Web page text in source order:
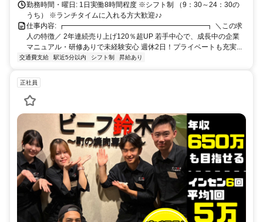
勤務時間・曜日: 1日実働8時間程度 ※シフト制 （9：30～24：30の
うち） ※ランチタイムに入れる方大歓迎♪♪
仕事内容: ┏━━━━━━━━━━━━━━━━━━━━┓ ＼この求
人の特徴／ 2年連続売り上げ120％超UP 若手中心で、成長中の企業
マニュアル・研修ありで未経験安心 週休2日！プライベートも充実...
交通費支給 駅近5分以内 シフト制 昇給あり
正社員